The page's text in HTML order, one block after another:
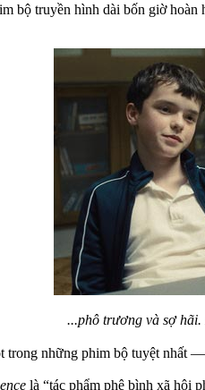
bộ truyền hình dài bốn giờ hoàn
...phô trương và sợ
trong những phim bộ tuyệt nhất
là “tác phẩm phê bình xã hội